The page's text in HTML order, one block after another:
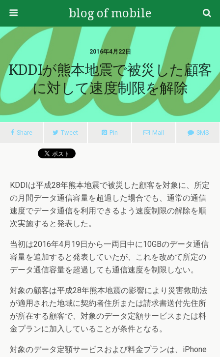
blog of mobile
2016年4月22日
KDDIが熊本地震で被災した顧客
に対して速度制限を解除
Share Tweet Pin Mail SMS
KDDIは平成28年熊本地震で被災した顧客を対象に、所定
の月間データ通信容量を超過した場合でも、通常の通信
速度でデータ通信を利用できるよう速度制限の解除を順
次実施すると発表した。
当初は2016年4月19日から一両日中に10GBのデータ通信
容量を追加すると発表していたが、これを改めて所定の
データ通信容量を超過しても通信速度を制限しない。
対象の顧客は平成28年熊本地震の影響により災害救助法
が適用された地域に契約者住所または請求書送付先住所
が所在する顧客で、対象のデータ定額サービスまたは料
金プランに加入していることが条件となる。
対象のデータ定額サービスおよび料金プランは、iPhone